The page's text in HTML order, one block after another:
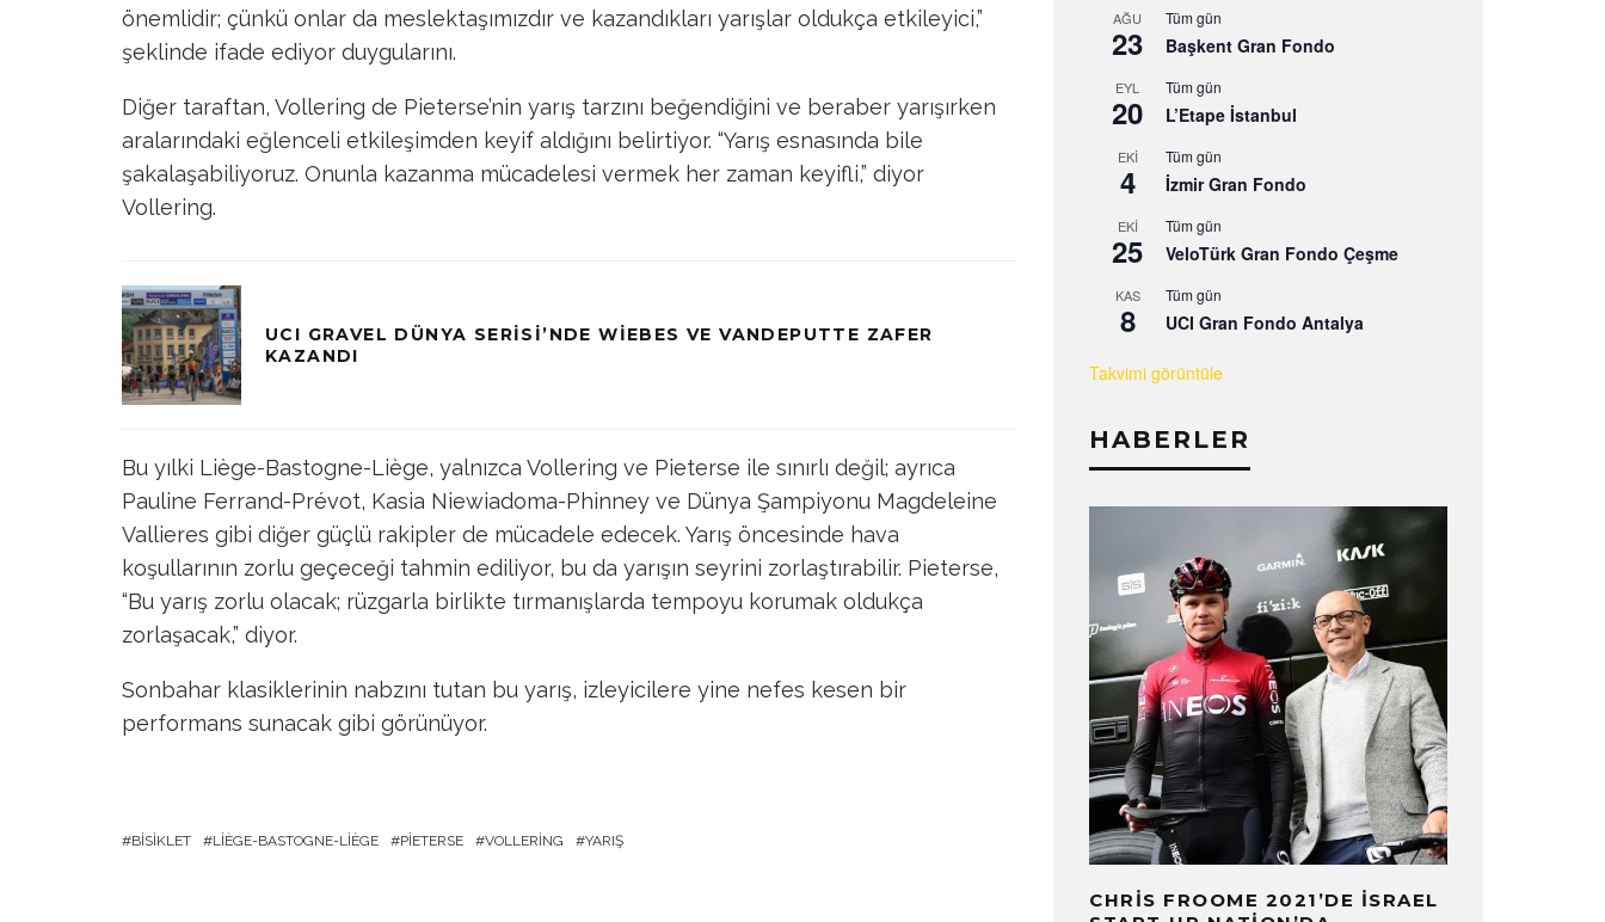
önemlidir; çünkü onlar da meslektaşımızdır ve kazandıkları yarışlar oldukça etkileyici,”
şeklinde ifade ediyor duygularını.
Diğer taraftan, Vollering de Pieterse’nin yarış tarzını beğendiğini ve beraber yarışırken
aralarındaki eğlenceli etkileşimden keyif aldığını belirtiyor. “Yarış esnasında bile
şakalaşabiliyoruz. Onunla kazanma mücadelesi vermek her zaman keyifli,” diyor
Vollering.
UCI GRAVEL DÜNYA SERISI’NDE WIEBES VE VANDEPUTTE ZAFER
KAZANDI
Bu yılki Liège-Bastogne-Liège, yalnızca Vollering ve Pieterse ile sınırlı değil; ayrıca
Pauline Ferrand-Prévot, Kasia Niewiadoma-Phinney ve Dünya Şampiyonu Magdeleine
Vallieres gibi diğer güçlü rakipler de mücadele edecek. Yarış öncesinde hava
koşullarının zorlu geçeceği tahmin ediliyor, bu da yarışın seyrini zorlaştırabilir. Pieterse,
“Bu yarış zorlu olacak; rüzgarla birlikte tırmanışlarda tempoyu korumak oldukça
zorlaşacak,” diyor.
Sonbahar klasiklerinin nabzını tutan bu yarış, izleyicilere yine nefes kesen bir
performans sunacak gibi görünüyor.
BISIKLET LIÈGE-BASTOGNE-LIÈGE PIETERSE VOLLERING YARIŞ
AĞU
23
Tüm gün
Başkent Gran Fondo
EYL
20
Tüm gün
L’Etape İstanbul
EKI
4
Tüm gün
İzmir Gran Fondo
EKI
25
Tüm gün
VeloTürk Gran Fondo Çeşme
KAS
8
Tüm gün
UCI Gran Fondo Antalya
Takvimi görüntüle
HABERLER
CHRIS FROOME 2021’DE İSRAEL